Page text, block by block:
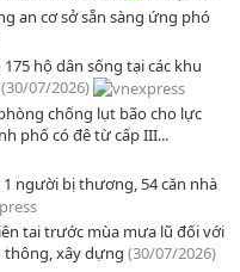
an cơ sở sẵn sàng ứng phó
hộ dân sống tại các khu
(30/07/2026)
chống lụt bão cho lực
phố có đê từ cấp III...
người bị thương, 54 căn nhà
tai trước mùa mưa lũ đối với
thông, xây dựng (30/07/2026)